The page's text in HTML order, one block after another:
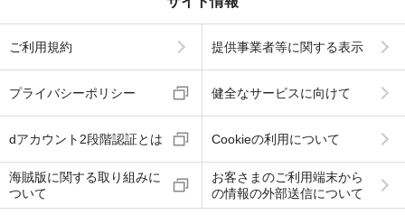
ご利用規約 提供事業者等に関する表示
プライバシーポリシー 健全なサービスに向けて
dアカウント2段階認証とは Cookieの利用について
海賊版に関する取り組みに
ついて
お客さまのご利用端末から
の情報の外部送信について